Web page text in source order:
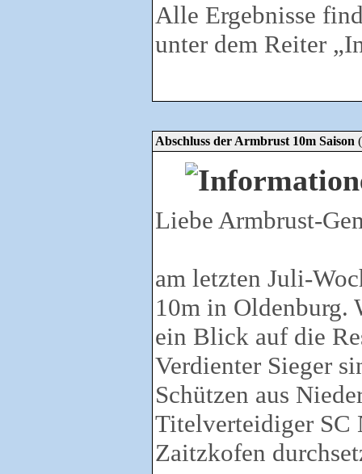
Alle Ergebnisse
unter dem Reiter
Abschluss der Armbrust 10m Saison
Liebe Armbrust-
am letzten Juli-
10m in Oldenburg.
ein Blick auf die
Verdienter Sieger
Schützen aus
Titelverteidiger SC
Zaitzkofen